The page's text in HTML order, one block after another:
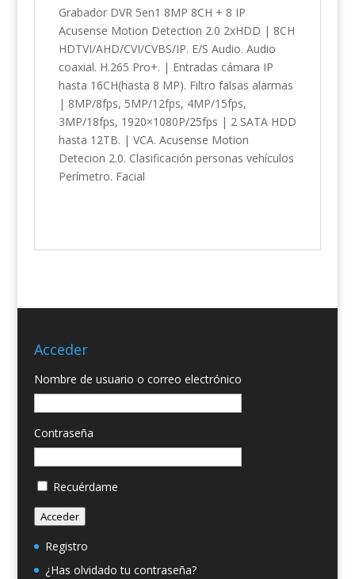
Grabador DVR 5en1 8MP 8CH + 8 IP
Acusense Motion Detection 2.0 2xHDD | 8CH
HDTVI/AHD/CVI/CVBS/IP. E/S Audio. Audio
coaxial. H.265 Pro+. | Entradas cámara IP
hasta 16CH(hasta 8 MP). Filtro falsas alarmas
| 8MP/8fps, 5MP/12fps, 4MP/15fps,
3MP/18fps, 1920×1080P/25fps | 2 SATA HDD
hasta 12TB. | VCA. Acusense Motion
Detecion 2.0. Clasificación personas vehículos
Perímetro. Facial
Acceder
Nombre de usuario o correo electrónico
Contraseña
Recuérdame
Acceder
Registro
¿Has olvidado tu contraseña?